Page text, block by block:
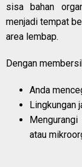
sisa bahan
menjadi tempat
area lembap.
Dengan
Anda
Lingkungan
atau